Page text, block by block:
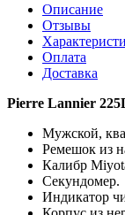
Описание
Отзывы
Оплата
Доставка
Pierre Lannier
Мужской,
Ремешок из
Калибр
Секундомер.
Индикатор